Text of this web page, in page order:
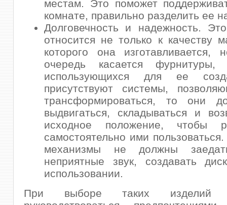
местам. Это поможет
комнате, правильно разделить ее
Долговечность и надежность.
относится не только к качеству
которого она
очередь касается фурнитуры,
использующихся для ее
присутствуют системы,
трансформироваться, то они
выдвигаться, складываться и
исходное положение, чтобы
самостоятельно ими
механизмы не должны
неприятные звук, создавать
использовании.
При выборе таких изделий